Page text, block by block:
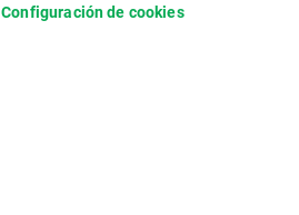
Configuración de cookies